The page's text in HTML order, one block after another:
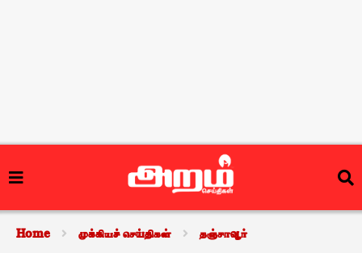
Home முக்கியச் செய்திகள் தஞ்சாவூர்